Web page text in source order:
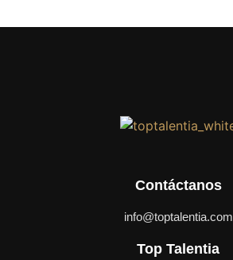
Contáctanos
info@toptalentia.com
Top Talentia